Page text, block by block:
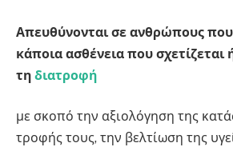
Απευθύνονται σε ανθρώπους
κάποια ασθένεια που σχετίζεται
τη διατροφή
με σκοπό την αξιολόγηση της
τροφής τους, την βελτίωση της